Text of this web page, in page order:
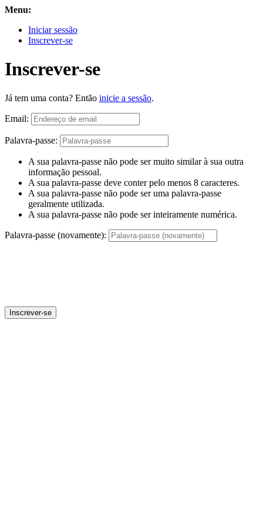
Menu:
Iniciar sessão
Inscrever-se
Inscrever-se
Já tem uma conta? Então inicie a sessão.
Email:
Palavra-passe:
A sua palavra-passe não pode ser muito similar à sua outra
informação pessoal.
A sua palavra-passe deve conter pelo menos 8 caracteres.
A sua palavra-passe não pode ser uma palavra-passe
geralmente utilizada.
A sua palavra-passe não pode ser inteiramente numérica.
Palavra-passe (novamente):
Inscrever-se